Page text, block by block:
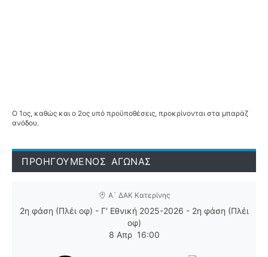
Ο 1ος, καθώς και ο 2ος υπό προϋποθέσεις, προκρίνονται στα μπαράζ
ανόδου.
ΠΡΟΗΓΟΥΜΕΝΟΣ ΑΓΩΝΑΣ
Α` ΔΑΚ Κατερίνης
2η φάση (Πλέι οφ) - Γ' Εθνική 2025-2026 - 2η φάση (Πλέι
οφ)
8 Απρ 16:00